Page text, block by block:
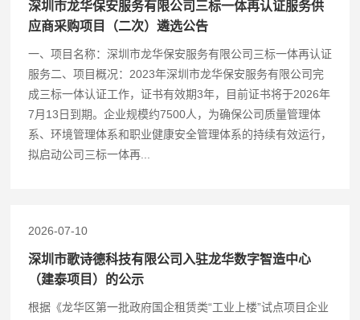
深圳市龙华保安服务有限公司三标一体再认证服务供
应商采购项目（二次）遴选公告
一、项目名称：深圳市龙华保安服务有限公司三标一体再认证
服务二、项目概况：2023年深圳市龙华保安服务有限公司完
成三标一体认证工作，证书有效期3年，目前证书将于2026年
7月13日到期。企业规模约7500人，为确保公司质量管理体
系、环境管理体系和职业健康安全管理体系的持续有效运行，
拟启动公司三标一体再...
2026-07-10
深圳市歌诗德科技有限公司入驻龙华数字智造中心
（建泰项目）的公示
根据《龙华区第一批政府国企租赁类“工业上楼”试点项目企业